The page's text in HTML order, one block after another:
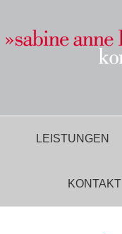
LEISTUNGEN
KONTAKT